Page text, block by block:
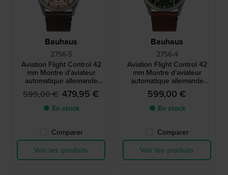
Bauhaus
2756-5
Aviation Flight Control 42
mm Montre d'aviateur
automatique allemande
avec mouvement suisse
SW200
599,00 € 479,95 €
● En stock
Comparer
Voir les produits
Bauhaus
2756-4
Aviation Flight Control 42
mm Montre d'aviateur
automatique allemande
avec mouvement suisse
SW200
599,00 €
● En stock
Comparer
Voir les produits